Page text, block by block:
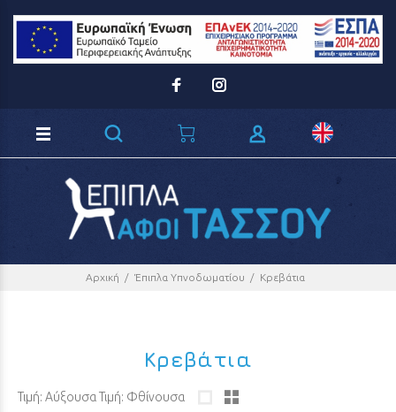
Αρχική Έπιπλα Υπνοδωματίου Κρεβάτια
Κρεβάτια
Τιμή: Αύξουσα Τιμή: Φθίνουσα